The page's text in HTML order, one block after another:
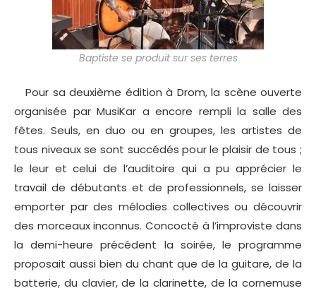
Baptiste se produit sur ses terres
Pour sa deuxième édition à Drom, la scène ouverte
organisée par MusiKar a encore rempli la salle des
fêtes. Seuls, en duo ou en groupes, les artistes de
tous niveaux se sont succédés pour le plaisir de tous ;
le leur et celui de l’auditoire qui a pu apprécier le
travail de débutants et de professionnels, se laisser
emporter par des mélodies collectives ou découvrir
des morceaux inconnus. Concocté à l’improviste dans
la demi-heure précédent la soirée, le programme
proposait aussi bien du chant que de la guitare, de la
batterie, du clavier, de la clarinette, de la cornemuse